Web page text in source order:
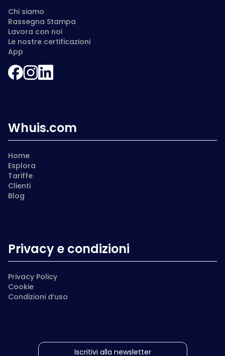
Chi siamo
Rassegna Stampa
Lavora con noi
Le nostre certificazioni
App
Whuis.com
Home
Esplora
Tariffe
Clienti
Blog
Privacy e condizioni
Privacy Policy
Cookie
Condizioni d’uso